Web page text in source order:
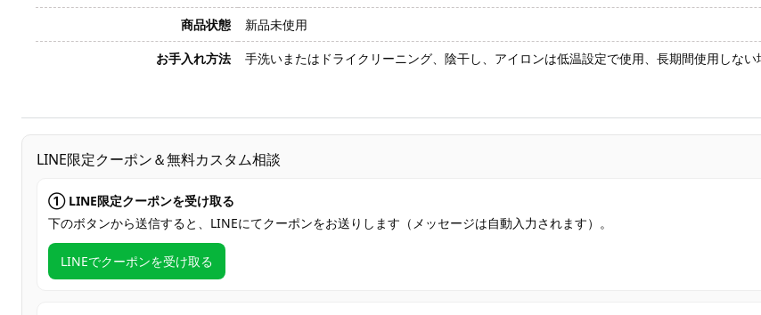
商品状態
新品未使用
お手入れ方法
手洗いまたはドライクリーニング、陰干し、アイロンは低温設定で使用、長期間使用しな
LINE限定クーポン＆無料カスタム相談
① LINE限定クーポンを受け取る
下のボタンから送信すると、LINEにてクーポンをお送りします（メッセージは自動入力されます）。
LINEでクーポンを受け取る